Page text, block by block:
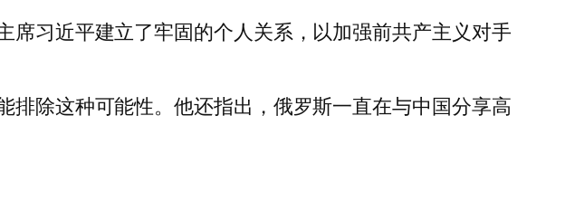
习近平建立了牢固的个人关系，以加强前共产主义对手
除这种可能性。他还指出，俄罗斯一直在与中国分享高